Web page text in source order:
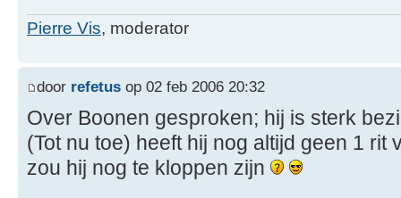
Pierre Vis, moderator
door refetus op 02 feb 2006 20:32
Over Boonen gesproken; hij is sterk
(Tot nu toe) heeft hij nog altijd geen 1 rit
zou hij nog te kloppen zijn